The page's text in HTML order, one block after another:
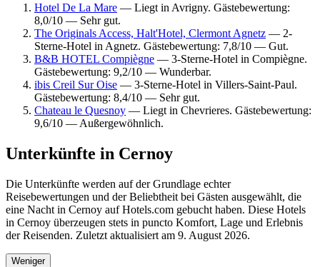
Hotel De La Mare — Liegt in Avrigny. Gästebewertung:
8,0/10 — Sehr gut.
The Originals Access, Halt'Hotel, Clermont Agnetz — 2-
Sterne-Hotel in Agnetz. Gästebewertung: 7,8/10 — Gut.
B&B HOTEL Compiègne — 3-Sterne-Hotel in Compiègne.
Gästebewertung: 9,2/10 — Wunderbar.
ibis Creil Sur Oise — 3-Sterne-Hotel in Villers-Saint-Paul.
Gästebewertung: 8,4/10 — Sehr gut.
Chateau le Quesnoy — Liegt in Chevrieres. Gästebewertung:
9,6/10 — Außergewöhnlich.
Unterkünfte in Cernoy
Die Unterkünfte werden auf der Grundlage echter
Reisebewertungen und der Beliebtheit bei Gästen ausgewählt, die
eine Nacht in Cernoy auf Hotels.com gebucht haben. Diese Hotels
in Cernoy überzeugen stets in puncto Komfort, Lage und Erlebnis
der Reisenden. Zuletzt aktualisiert am 9. August 2026.
Weniger